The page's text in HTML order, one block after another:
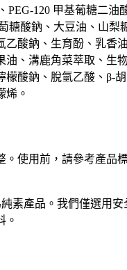
PEG-120 甲基葡糖二油
糖酸鈉、大豆油、山梨
乙酸鈉、生育酚、乳香
油、溝鹿角菜萃取、生
檬酸鈉、脫氫乙酸、β-
烯。
。使用前，請參考產品
素產品。我們僅選用
。​